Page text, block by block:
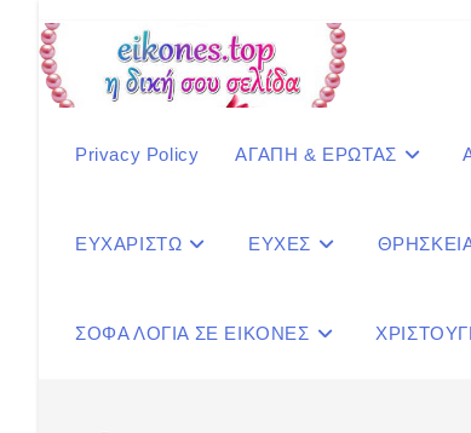
content
Privacy Policy ΑΓΑΠΗ & ΕΡΩΤΑΣ
ΕΥΧΑΡΙΣΤΩ ΕΥΧΕΣ
ΣΟΦΑ ΛΟΓΙΑ ΣΕ ΕΙΚΟΝΕΣ